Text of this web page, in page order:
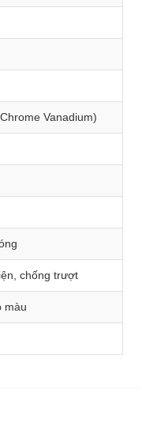
Vanadium)
chống trượt
màu